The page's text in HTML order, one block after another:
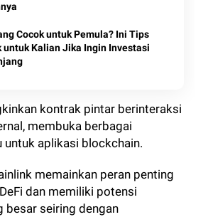
Cocok untuk Pemula? Ini Tips
untuk Kalian Jika Ingin Investasi
kontrak pintar berinteraksi
membuka berbagai
untuk aplikasi blockchain.
memainkan peran penting
dan memiliki potensi
besar seiring dengan